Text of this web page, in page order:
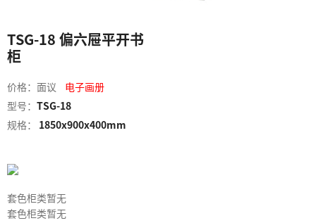
TSG-18 偏六屉平开书
柜
价格：面议 电子画册
型号： TSG-18
规格：
1850x900x400mm
套色柜类暂无
套色柜类暂无